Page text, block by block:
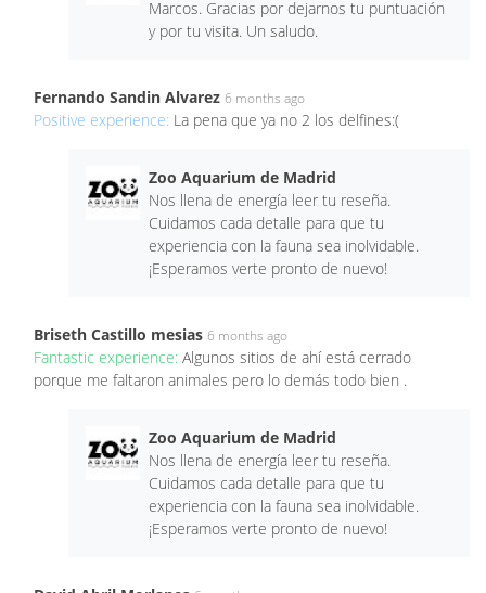
Marcos. Gracias por dejarnos tu puntuación
y por tu visita. Un saludo.
Fernando Sandin Alvarez 6 months ago
Positive experience: La pena que ya no 2 los delfines:(
Zoo Aquarium de Madrid
Nos llena de energía leer tu reseña.
Cuidamos cada detalle para que tu
experiencia con la fauna sea inolvidable.
¡Esperamos verte pronto de nuevo!
Briseth Castillo mesias 6 months ago
Fantastic experience: Algunos sitios de ahí está cerrado
porque me faltaron animales pero lo demás todo bien .
Zoo Aquarium de Madrid
Nos llena de energía leer tu reseña.
Cuidamos cada detalle para que tu
experiencia con la fauna sea inolvidable.
¡Esperamos verte pronto de nuevo!